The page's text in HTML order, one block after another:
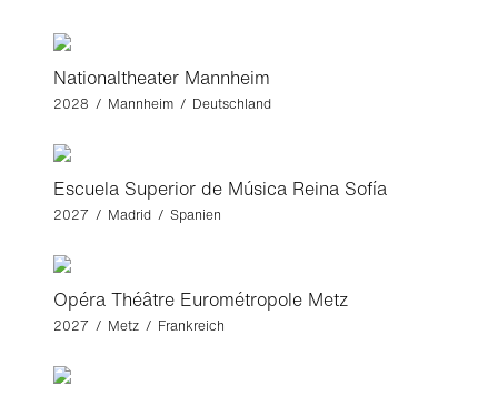
Nationaltheater Mannheim
2028 / Mannheim / Deutschland
Escuela Superior de Música Reina Sofía
2027 / Madrid / Spanien
Opéra Théâtre Eurométropole Metz
2027 / Metz / Frankreich